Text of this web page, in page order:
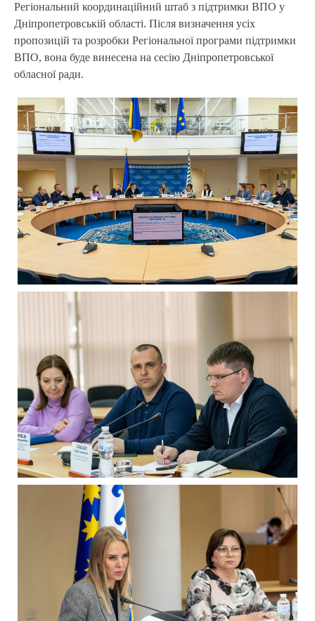
Регіональний координаційний штаб з підтримки ВПО у
Дніпропетровській області. Після визначення усіх
пропозицій та розробки Регіональної програми підтримки
ВПО, вона буде винесена на сесію Дніпропетровської
обласної ради.